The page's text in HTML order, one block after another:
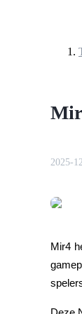
USDT-
2025-
Mir4